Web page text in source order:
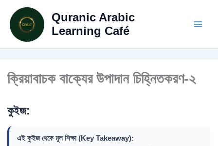
content
Quranic Arabic
Learning Café
ক্রিয়াবাচক বাক্যের উপাদান চিহ্নিতকরণ-২
কুইজ:
এই কুইজ থেকে মূল শিক্ষা (Key Takeaway):